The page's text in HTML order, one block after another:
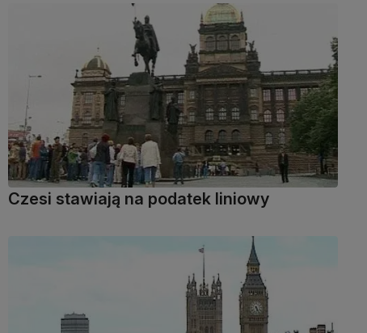
Czesi stawiają na podatek liniowy